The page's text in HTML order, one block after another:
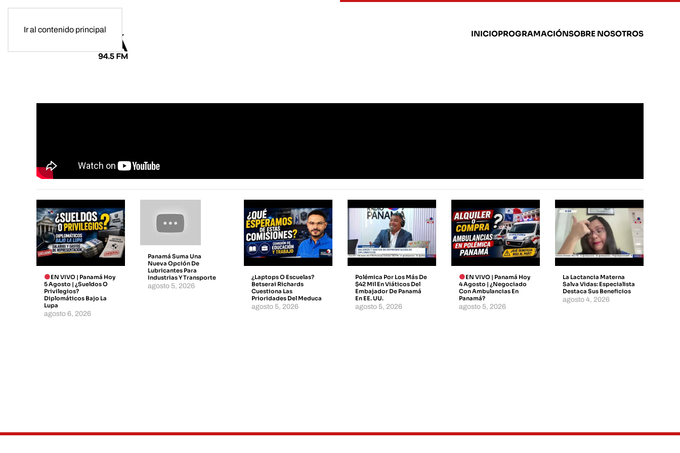
Ir al contenido principal INICIOPROGRAMACIÓNSOBRE NOSOTROS
EN VIVO | Panamá Hoy
5 Agosto | ¿Sueldos O
Privilegios?
Diplomáticos Bajo La
Lupa
agosto 6, 2026
Panamá Suma Una
Nueva Opción De
Lubricantes Para
Industrias Y Transporte
agosto 5, 2026
¿Laptops O Escuelas?
Betserai Richards
Cuestiona Las
Prioridades Del Meduca
agosto 5, 2026
Polémica Por Los Más De
$42 Mil En Viáticos Del
Embajador De Panamá
En EE. UU.
agosto 5, 2026
EN VIVO | Panamá Hoy
4 Agosto | ¿Negociado
Con Ambulancias En
Panamá?
agosto 5, 2026
La Lactancia Materna
Salva Vidas: Especialista
Destaca Sus Beneficios
agosto 4, 2026